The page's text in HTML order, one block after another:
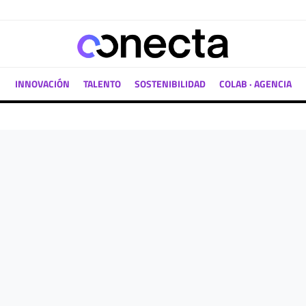
INNOVACIÓN TALENTO SOSTENIBILIDAD COLAB · AGENCIA